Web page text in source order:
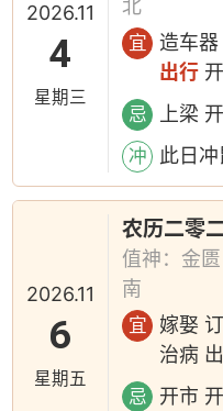
2026.11
4
星期三
北
宜
造车
出行
忌 上梁
冲 此日
2026.11
6
星期五
农历二零
值神：金匮
南
宜 嫁娶
治病
忌 开市